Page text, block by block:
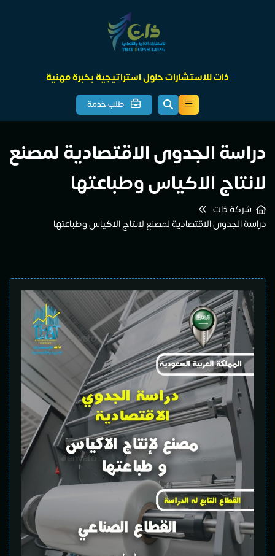
ذات للاستشارات حلول استراتيجية بخبرة مهنية
طلب خدمة
دراسة الجدوى الاقتصادية لمصنع
لانتاج الاكياس وطباعتها
شركة ذات
دراسة الجدوى الاقتصادية لمصنع لانتاج الاكياس وطباعتها